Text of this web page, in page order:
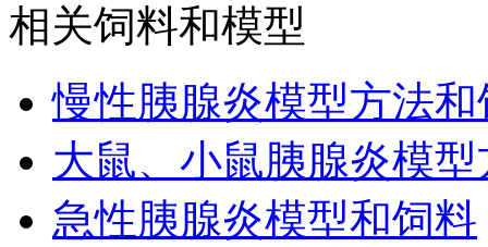
相关饲料和模型
慢性胰腺炎模型方法
大鼠、小鼠胰腺炎模
急性胰腺炎模型和饲料